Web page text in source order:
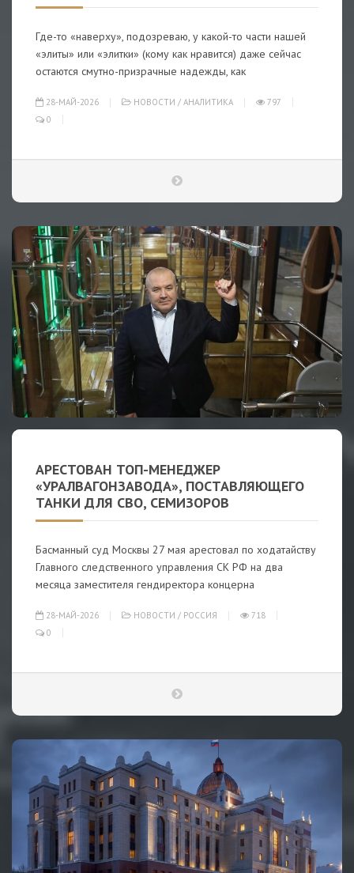
Где-то «наверху», подозреваю, у какой-то части нашей
«элиты» или «элитки» (кому как нравится) даже сейчас
остаются смутно-призрачные надежды, как
28-МАЙ-2026 НОВОСТИ / АНАЛИТИКА
797
0
АРЕСТОВАН ТОП-МЕНЕДЖЕР
«УРАЛВАГОНЗАВОДА», ПОСТАВЛЯЮЩЕГО
ТАНКИ ДЛЯ СВО, СЕМИЗОРОВ
Басманный суд Москвы 27 мая арестовал по ходатайству
Главного следственного управления СК РФ на два
месяца заместителя гендиректора концерна
28-МАЙ-2026 НОВОСТИ / РОССИЯ
718
0